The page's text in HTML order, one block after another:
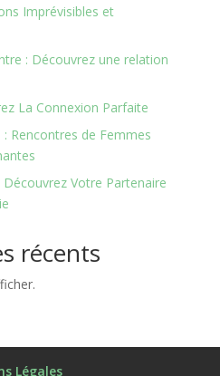
Imprévisibles et
: Découvrez une relation
La Connexion Parfaite
Rencontres de Femmes
Votre Partenaire
récents
Légales